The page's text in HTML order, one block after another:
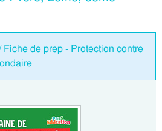
Fiche de prep - Protection contre